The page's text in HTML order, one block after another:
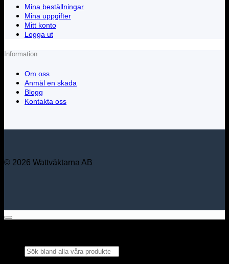
Mina beställningar
Mina uppgifter
Mitt konto
Logga ut
Information
Om oss
Anmäl en skada
Blogg
Kontakta oss
© 2026 Wattväktarna AB